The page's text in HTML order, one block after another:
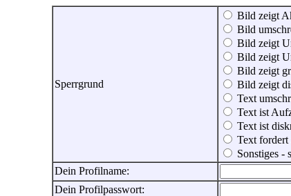
Sperrgrund
Bild zeigt
Bild
Bild zeigt
Bild zeigt
Bild zeigt
Bild zeigt
Text
Text ist
Text ist
Text fordert
Sonstiges -
Dein Profilname:
Dein Profilpasswort: